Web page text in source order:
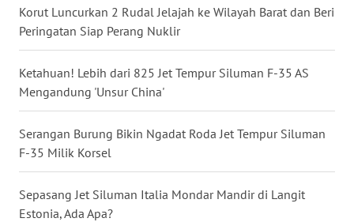
Korut Luncurkan 2 Rudal Jelajah ke Wilayah Barat dan Beri
Peringatan Siap Perang Nuklir
Ketahuan! Lebih dari 825 Jet Tempur Siluman F-35 AS
Mengandung 'Unsur China'
Serangan Burung Bikin Ngadat Roda Jet Tempur Siluman
F-35 Milik Korsel
Sepasang Jet Siluman Italia Mondar Mandir di Langit
Estonia, Ada Apa?
WN
JATIM
WN
BALI
WN
KALBAR
WN